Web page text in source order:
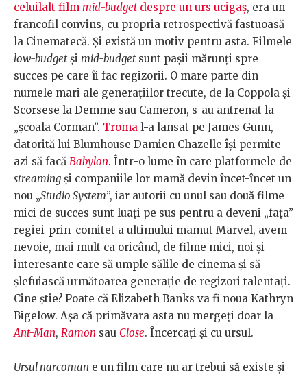
celuilalt film mid-budgetdespre un urs ucigaș, era un
francofil convins, cu propria retrospectivă fastuoasă
la Cinematecă. Și există un motiv pentru asta. Filmele
low-budgetși mid-budgetsunt pașii mărunți spre
succes pe care îi fac regizorii. O mare parte din
numele mari ale generațiilor trecute, de la Coppola și
Scorsese la Demme sau Cameron, s-au antrenat la
„școala Corman”. Troma l-a lansat pe James Gunn,
datorită lui Blumhouse Damien Chazelle își permite
azi să facă Babylon. Într-o lume în care platformele de
streaming și companiile lor mamă devin încet-încet un
nou „Studio System”, iar autorii cu unul sau două filme
mici de succes sunt luați pe sus pentru a deveni „fața”
regiei-prin-comitet a ultimului mamut Marvel, avem
nevoie, mai mult ca oricând, de filme mici, noi și
interesante care să umple sălile de cinema și să
șlefuiască următoarea generație de regizori talentați.
Cine știe? Poate că Elizabeth Banks va fi noua Kathryn
Bigelow. Așa că primăvara asta nu mergeți doar la
Ant-Man, Ramon sau Close. Încercați și cu ursul.
Ursul narcoman e un film care nu ar trebui să existe și